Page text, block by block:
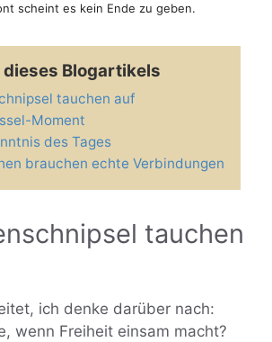
scheint es kein Ende zu geben.
dieses Blogartikels
tauchen auf
Moment
des Tages
brauchen echte Verbindungen
tauchen
ich denke darüber nach:
wenn Freiheit einsam macht?